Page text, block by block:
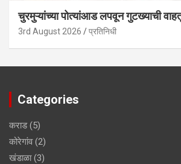
चुरमुऱ्यांच्या पोत्यांआड लपवून गुटख्याची
3rd August 2026 प्रतिनिधी
Categories
कराड(5)
कोरेगांव(2)
खंडाळा(3)